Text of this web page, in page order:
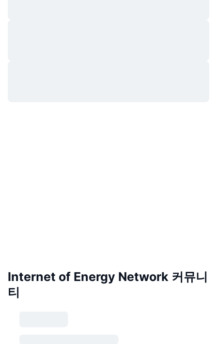
Internet of Energy Network 커뮤니
티